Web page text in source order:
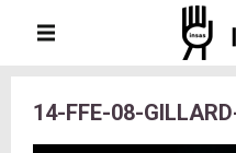
14-FFE-08-